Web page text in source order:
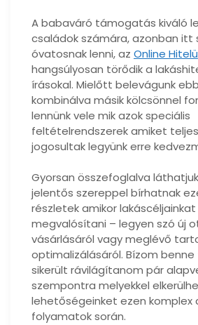
A babaváró támogatás kiváló
családok számára, azonban itt
óvatosnak lenni, az Online
hangsúlyosan törődik a
írásokal. Mielőtt belevágunk
kombinálva másik kölcsönnel
lennünk vele mik azok speciális
feltételrendszerek amiket
jogosultak legyünk erre
Gyorsan összefoglalva
jelentős szereppel bírhatnak
részletek amikor
megvalósítani – legyen szó új
vásárlásáról vagy meglévő
optimalizálásáról. Bízom
sikerült rávilágítanom pár
szempontra melyekkel
lehetőségeinket ezen komplex
folyamatok során.